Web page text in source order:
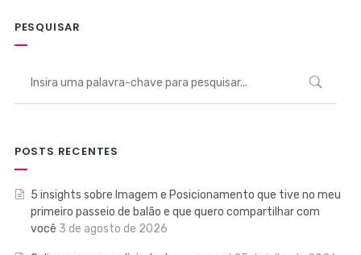
PESQUISAR
POSTS RECENTES
5 insights sobre Imagem e Posicionamento que tive no meu
primeiro passeio de balão e que quero compartilhar com
você 3 de agosto de 2026